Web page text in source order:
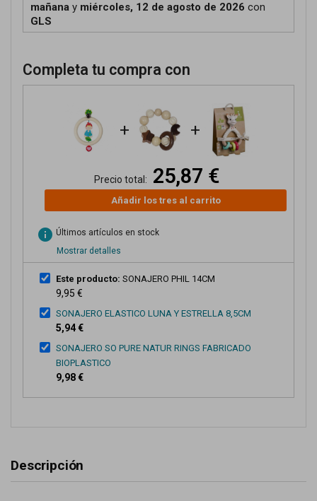
mañana y miércoles, 12 de agosto de 2026 con
GLS
Completa tu compra con
+ +
Precio total: 25,87 €
Añadir los tres al carrito
info Últimos artículos en stock
Mostrar detalles
Este producto: SONAJERO PHIL 14CM
9,95 €
SONAJERO ELASTICO LUNA Y ESTRELLA 8,5CM
5,94 €
SONAJERO SO PURE NATUR RINGS FABRICADO
BIOPLASTICO
9,98 €
Descripción